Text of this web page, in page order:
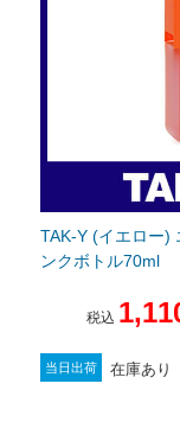
TAK-Y (イエロー)
ンクボトル70ml
税込
当日出荷 在庫あり